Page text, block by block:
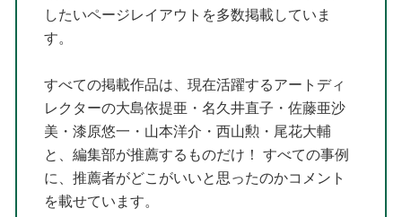
したいページレイアウトを多数掲載していま
す。
すべての掲載作品は、現在活躍するアートディ
レクターの大島依提亜・名久井直子・佐藤亜沙
美・漆原悠一・山本洋介・西山勲・尾花大輔
と、編集部が推薦するものだけ！ すべての事例
に、推薦者がどこがいいと思ったのかコメント
を載せています。